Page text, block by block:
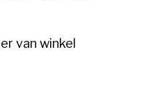
van winkel